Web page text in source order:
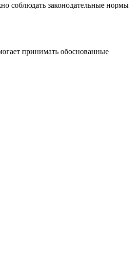
соблюдать законодательные нормы
принимать обоснованные